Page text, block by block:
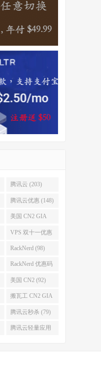
腾讯云 (203)
腾讯云优惠 (148)
美国 CN2 GIA
(123)
VPS 双十一优惠
促销 (106)
RackNerd (98)
RackNerd 优惠码
(94)
美国 CN2 (92)
搬瓦工 CN2 GIA
(83)
腾讯云秒杀 (79)
腾讯云轻量应用